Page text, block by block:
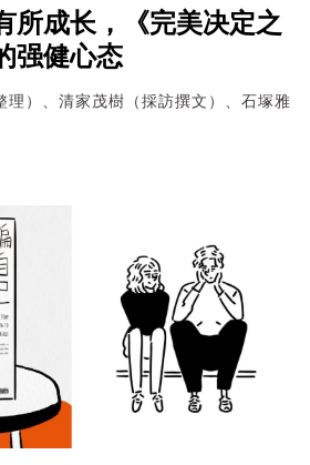
所成长，《完美决定之
强健心态
理）、清家茂樹（採訪撰文）、石塚雅